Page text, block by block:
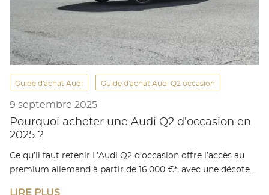
Guide d'achat Audi Guide d'achat Audi Q2 occasion
9 septembre 2025
Pourquoi acheter une Audi Q2 d’occasion en
2025 ?
Ce qu’il faut retenir L’Audi Q2 d’occasion offre l’accès au
premium allemand à partir de 16.000 €*, avec une décote…
LIRE PLUS